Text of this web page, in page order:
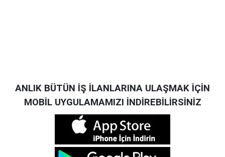
ANLIK BÜTÜN İŞ İLANLARINA ULAŞMAK İÇİN
MOBİL UYGULAMAMIZI İNDİREBİLİRSİNİZ